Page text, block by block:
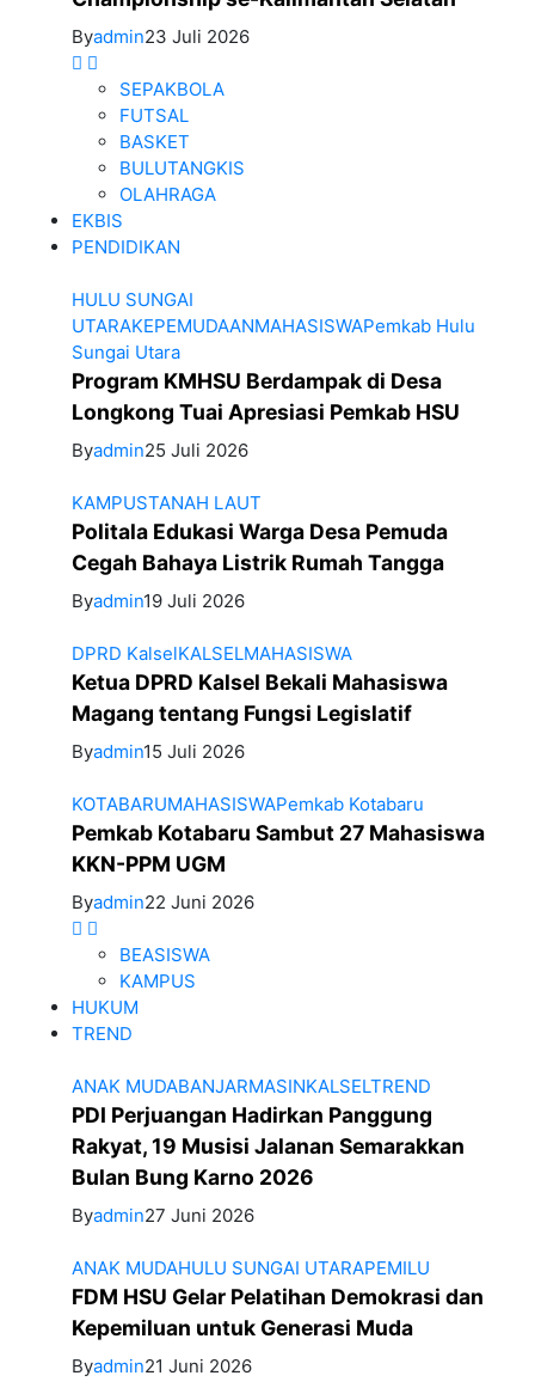
Byadmin23 Juli 2026
SEPAKBOLA
FUTSAL
BASKET
BULUTANGKIS
OLAHRAGA
EKBIS
PENDIDIKAN
HULU SUNGAI
UTARAKEPEMUDAANMAHASISWAPemkab Hulu
Sungai Utara
Program KMHSU Berdampak di Desa
Longkong Tuai Apresiasi Pemkab HSU
Byadmin25 Juli 2026
KAMPUSTANAH LAUT
Politala Edukasi Warga Desa Pemuda
Cegah Bahaya Listrik Rumah Tangga
Byadmin19 Juli 2026
DPRD KalselKALSELMAHASISWA
Ketua DPRD Kalsel Bekali Mahasiswa
Magang tentang Fungsi Legislatif
Byadmin15 Juli 2026
KOTABARUMAHASISWAPemkab Kotabaru
Pemkab Kotabaru Sambut 27 Mahasiswa
KKN-PPM UGM
Byadmin22 Juni 2026
BEASISWA
KAMPUS
HUKUM
TREND
ANAK MUDABANJARMASINKALSELTREND
PDI Perjuangan Hadirkan Panggung
Rakyat, 19 Musisi Jalanan Semarakkan
Bulan Bung Karno 2026
Byadmin27 Juni 2026
ANAK MUDAHULU SUNGAI UTARAPEMILU
FDM HSU Gelar Pelatihan Demokrasi dan
Kepemiluan untuk Generasi Muda
Byadmin21 Juni 2026